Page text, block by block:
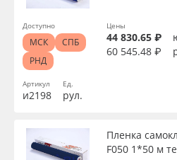
Артикул
и2198
Ед.
рул.
Цены
44 830.65 ₽
60 545.48 ₽
Доступно
МСК
СПБ
РНД
Пленка
F050 1*50 м